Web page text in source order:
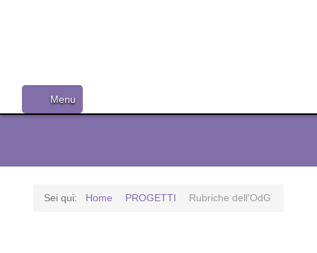
Menu
Sei qui: Home PROGETTI Rubriche dell'OdG